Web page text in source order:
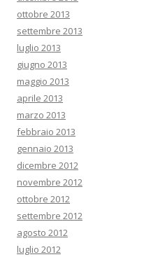
ottobre 2013
settembre 2013
luglio 2013
giugno 2013
maggio 2013
aprile 2013
marzo 2013
febbraio 2013
gennaio 2013
dicembre 2012
novembre 2012
ottobre 2012
settembre 2012
agosto 2012
luglio 2012